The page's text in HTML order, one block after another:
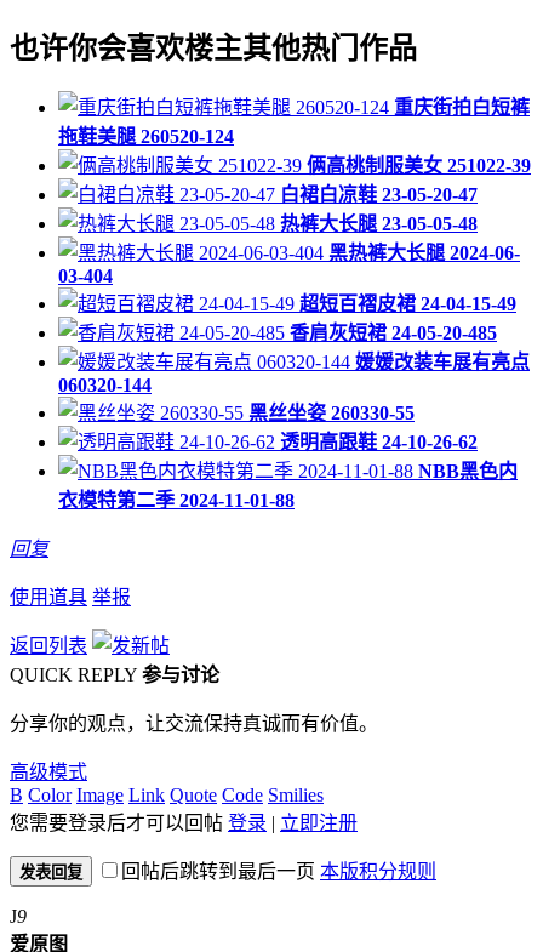
也许你会喜欢楼主其他热门作品
重庆街拍白短裤
拖鞋美腿 260520-124
俩高桃制服美女 251022-39
白裙白凉鞋 23-05-20-47
热裤大长腿 23-05-05-48
黑热裤大长腿 2024-06-
03-404
超短百褶皮裙 24-04-15-49
香肩灰短裙 24-05-20-485
媛媛改装车展有亮点
060320-144
黑丝坐姿 260330-55
透明高跟鞋 24-10-26-62
NBB黑色内
衣模特第二季 2024-11-01-88
回复
使用道具 举报
返回列表
QUICK REPLY 参与讨论
分享你的观点，让交流保持真诚而有价值。
高级模式
B Color Image Link Quote Code Smilies
您需要登录后才可以回帖 登录 | 立即注册
发表回复 回帖后跳转到最后一页 本版积分规则
J9
爱原图